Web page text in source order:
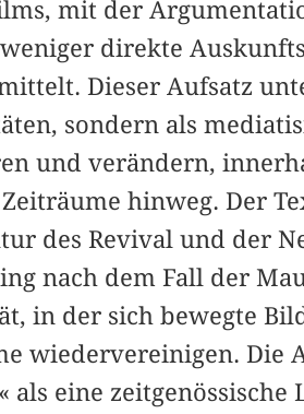
mit der
direkte
Dieser Aufsatz
sondern als
und verändern,
hinweg. Der
des Revival und der
nach dem Fall der
in der sich bewegte
wiedervereinigen. Die
eine zeitgenössische